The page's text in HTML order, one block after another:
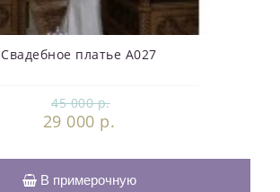
Свадебное платье А027
45 000 р.
29 000 р.
В примерочную